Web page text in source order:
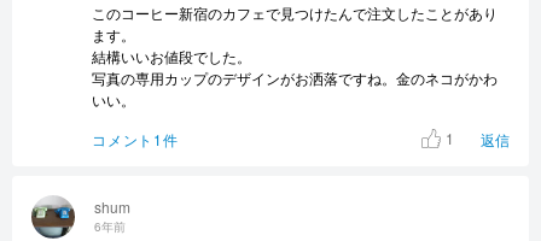
shum
6年前
このコーヒー新宿のカフェで見つけたんで注文したことがあり
ます。
結構いいお値段でした。
写真の専用カップのデザインがお洒落ですね。金のネコがかわ
いい。
コメント1件
1 返信